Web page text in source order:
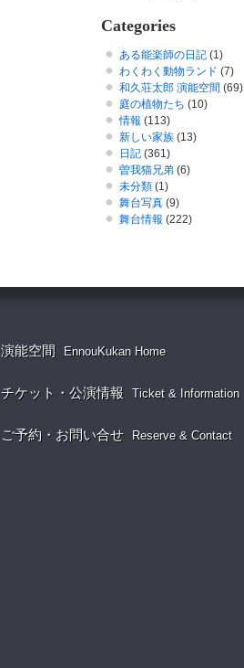
Categories
ある能楽師の日記 (1)
わくわく動物ランド (7)
和久荘太郎 演能空間 (69)
庭の植物たち (10)
情報 (113)
新しい家族 (13)
日記 (361)
曽我猫兄弟 (6)
未分類 (1)
舞台写真 (9)
舞台情報 (222)
演能空間 EnnouKukan Home
チケット・公演情報 Ticket & Information
ご予約・お問い合せ Reserve & Contact